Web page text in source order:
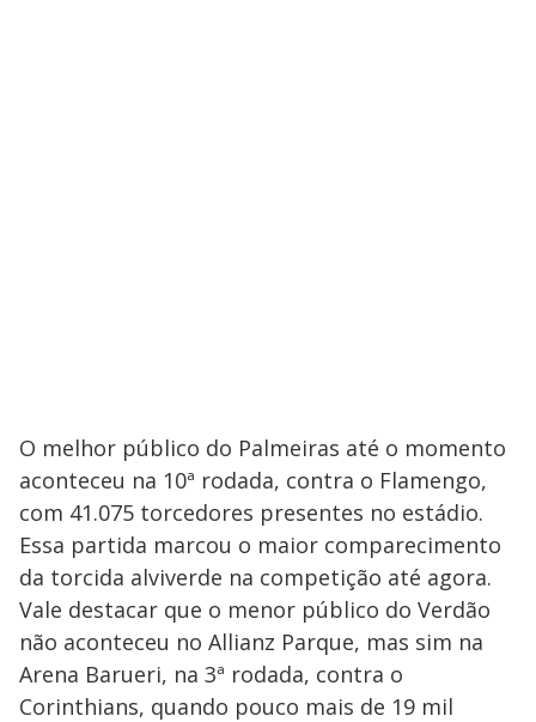
O melhor público do Palmeiras até o momento
aconteceu na 10ª rodada, contra o Flamengo,
com 41.075 torcedores presentes no estádio.
Essa partida marcou o maior comparecimento
da torcida alviverde na competição até agora.
Vale destacar que o menor público do Verdão
não aconteceu no Allianz Parque, mas sim na
Arena Barueri, na 3ª rodada, contra o
Corinthians, quando pouco mais de 19 mil